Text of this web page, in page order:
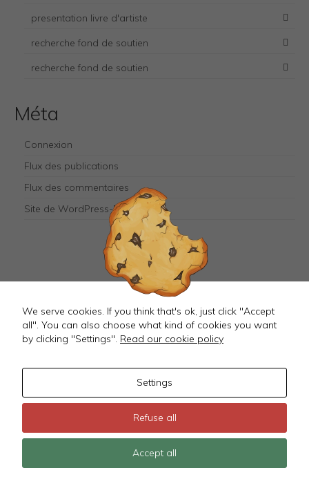
presentation livre d'artiste
recherche fond de soutien
recherche fond de soutien
Méta
Connexion
Flux des publications
Flux des commentaires
Site de WordPress-FR
©2026 JustMagD
We serve cookies. If you think that's ok, just click "Accept
all". You can also choose what kind of cookies you want
by clicking "Settings". Read our cookie policy
Settings
Refuse all
Accept all